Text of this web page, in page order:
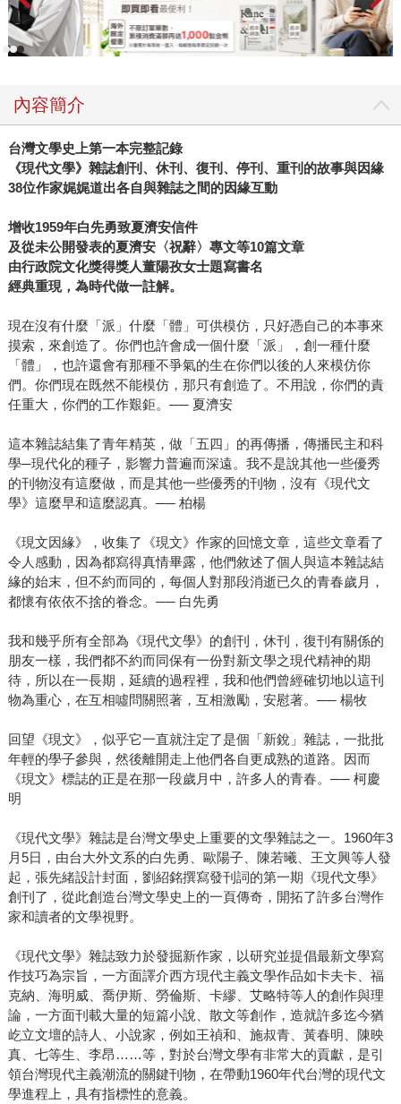
內容簡介
台灣文學史上第一本完整記錄
《現代文學》雜誌創刊、休刊、復刊、停刊、重刊的故事與因緣
38位作家娓娓道出各自與雜誌之間的因緣互動
增收1959年白先勇致夏濟安信件
及從未公開發表的夏濟安〈祝辭〉專文等10篇文章
由行政院文化獎得獎人董陽孜女士題寫書名
經典重現，為時代做一註解。
現在沒有什麼「派」什麼「體」可供模仿，只好憑自己的本事來
摸索，來創造了。你們也許會成一個什麼「派」，創一種什麼
「體」，也許還會有那種不爭氣的生在你們以後的人來模仿你
們。你們現在既然不能模仿，那只有創造了。不用說，你們的責
任重大，你們的工作艱鉅。── 夏濟安
這本雜誌結集了青年精英，做「五四」的再傳播，傳播民主和科
學─現代化的種子，影響力普遍而深遠。我不是說其他一些優秀
的刊物沒有這麼做，而是其他一些優秀的刊物，沒有《現代文
學》這麼早和這麼認真。── 柏楊
《現文因緣》，收集了《現文》作家的回憶文章，這些文章看了
令人感動，因為都寫得真情畢露，他們敘述了個人與這本雜誌結
緣的始末，但不約而同的，每個人對那段消逝已久的青春歲月，
都懷有依依不捨的眷念。── 白先勇
我和幾乎所有全部為《現代文學》的創刊，休刊，復刊有關係的
朋友一樣，我們都不約而同保有一份對新文學之現代精神的期
待，所以在一長期，延續的過程裡，我和他們曾經確切地以這刊
物為重心，在互相噓問關照著，互相激勵，安慰著。── 楊牧
回望《現文》，似乎它一直就注定了是個「新銳」雜誌，一批批
年輕的學子參與，然後離開走上他們各自更成熟的道路。因而
《現文》標誌的正是在那一段歲月中，許多人的青春。── 柯慶
明
《現代文學》雜誌是台灣文學史上重要的文學雜誌之一。1960年3
月5日，由台大外文系的白先勇、歐陽子、陳若曦、王文興等人發
起，張先緒設計封面，劉紹銘撰寫發刊詞的第一期《現代文學》
創刊了，從此創造台灣文學史上的一頁傳奇，開拓了許多台灣作
家和讀者的文學視野。
《現代文學》雜誌致力於發掘新作家，以研究並提倡最新文學寫
作技巧為宗旨，一方面譯介西方現代主義文學作品如卡夫卡、福
克納、海明威、喬伊斯、勞倫斯、卡繆、艾略特等人的創作與理
論，一方面刊載大量的短篇小說、散文等創作，造就許多迄今猶
屹立文壇的詩人、小說家，例如王禎和、施叔青、黃春明、陳映
真、七等生、李昂……等，對於台灣文學有非常大的貢獻，是引
領台灣現代主義潮流的關鍵刊物，在帶動1960年代台灣的現代文
學進程上，具有指標性的意義。